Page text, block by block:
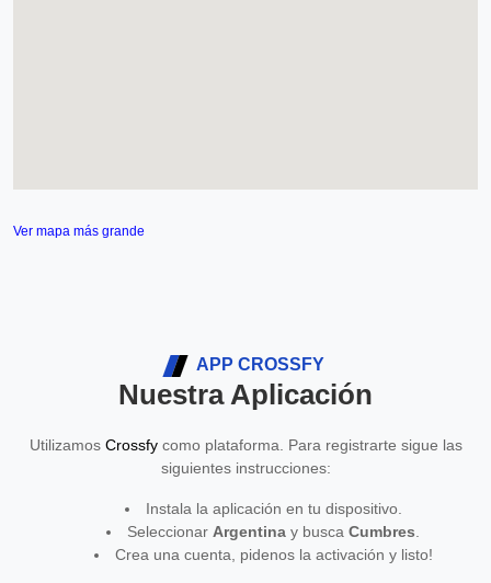
Ver mapa más grande
APP CROSSFY
Nuestra Aplicación
Utilizamos Crossfycomo plataforma. Para registrarte sigue las
siguientes instrucciones:
Instala la aplicación en tu dispositivo.
Seleccionar Argentina y busca Cumbres
Crea una cuenta, pidenos la activación y listo!